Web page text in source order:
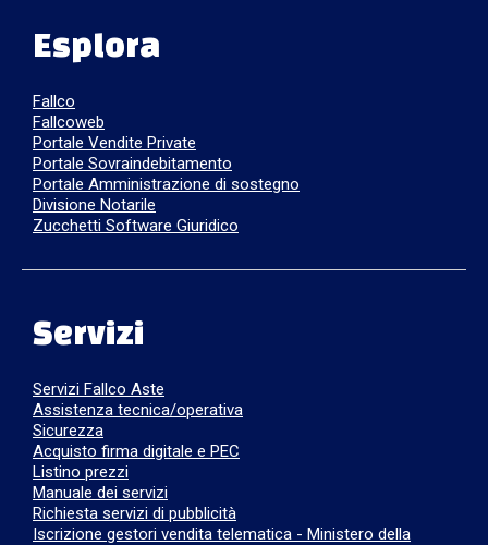
Esplora
Fallco
Fallcoweb
Portale Vendite Private
Portale Sovraindebitamento
Portale Amministrazione di sostegno
Divisione Notarile
Zucchetti Software Giuridico
Servizi
Servizi Fallco Aste
Assistenza tecnica/operativa
Sicurezza
Acquisto firma digitale e PEC
Listino prezzi
Manuale dei servizi
Richiesta servizi di pubblicità
Iscrizione gestori vendita telematica - Ministero della